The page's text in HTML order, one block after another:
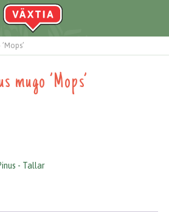
mugo ’Mops’
- Tallar